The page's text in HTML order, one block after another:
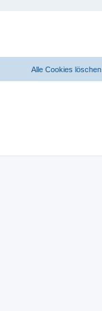
Alle Cookies löschen